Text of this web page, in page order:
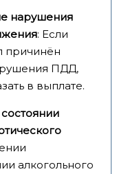
нарушения
: Если
причинён
ПДД,
в выплате.
алкогольного